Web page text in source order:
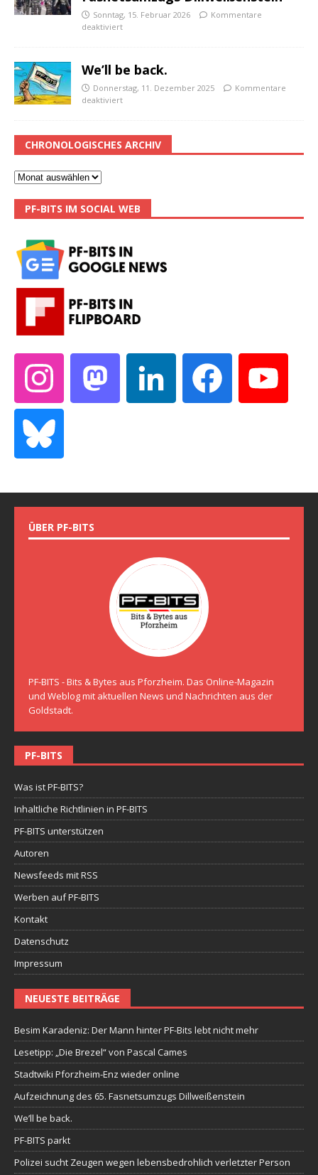
Sonntag, 15. Februar 2026
Kommentare
deaktiviert
We’ll be back.
Donnerstag, 11. Dezember 2025
Kommentare
deaktiviert
CHRONOLOGISCHES ARCHIV
PF-BITS IM SOCIAL WEB
ÜBER PF-BITS
PF-BITS - Bits & Bytes aus Pforzheim. Das Online-Magazin
und Weblog mit aktuellen News und Nachrichten aus der
Goldstadt.
PF-BITS
Was ist PF-BITS?
Inhaltliche Richtlinien in PF-BITS
PF-BITS unterstützen
Autoren
Newsfeeds mit RSS
Werben auf PF-BITS
Kontakt
Datenschutz
Impressum
NEUESTE BEITRÄGE
Besim Karadeniz: Der Mann hinter PF-Bits lebt nicht mehr
Lesetipp: „Die Brezel“ von Pascal Cames
Stadtwiki Pforzheim-Enz wieder online
Aufzeichnung des 65. Fasnetsumzugs Dillweißenstein
We’ll be back.
PF-BITS parkt
Polizei sucht Zeugen wegen lebensbedrohlich verletzter Person